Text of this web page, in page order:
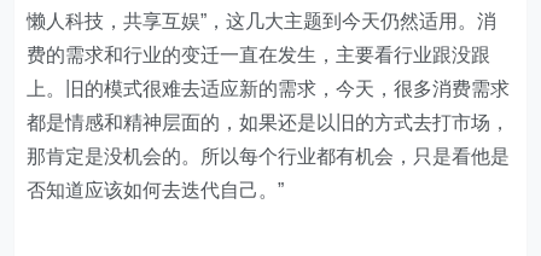
懒人科技，共享互娱”，这几大主题到今天仍然适用。消
费的需求和行业的变迁一直在发生，主要看行业跟没跟
上。旧的模式很难去适应新的需求，今天，很多消费需求
都是情感和精神层面的，如果还是以旧的方式去打市场，
那肯定是没机会的。所以每个行业都有机会，只是看他是
否知道应该如何去迭代自己。”